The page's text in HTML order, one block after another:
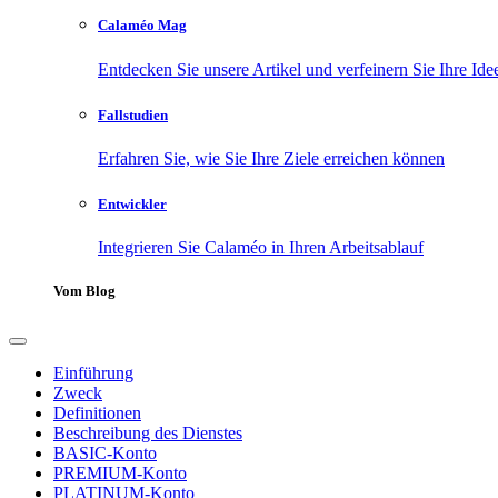
Calaméo Mag
Entdecken Sie unsere Artikel und verfeinern Sie Ihre
Fallstudien
Erfahren Sie, wie Sie Ihre Ziele erreichen können
Entwickler
Integrieren Sie Calaméo in Ihren Arbeitsablauf
Vom Blog
Einführung
Zweck
Definitionen
Beschreibung des Dienstes
BASIC-Konto
PREMIUM-Konto
PLATINUM-Konto